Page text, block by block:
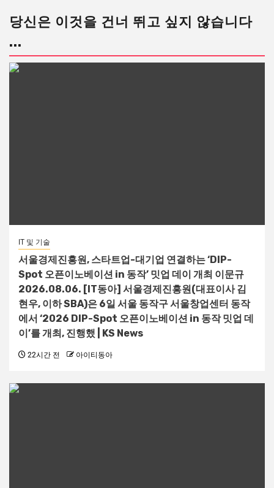
당신은 이것을 건너 뛰고 싶지 않습니다
...
IT 및 기술
서울경제진흥원, 스타트업-대기업 연결하는 ‘DIP-
Spot 오픈이노베이션 in 동작’ 밋업 데이 개최 이문규
2026.08.06. [IT동아] 서울경제진흥원(대표이사 김
현우, 이하 SBA)은 6일 서울 동작구 서울창업센터 동작
에서 ‘2026 DIP-Spot 오픈이노베이션 in 동작 밋업 데
이’를 개최, 진행했 | KS News
22시간 전 아이티동아